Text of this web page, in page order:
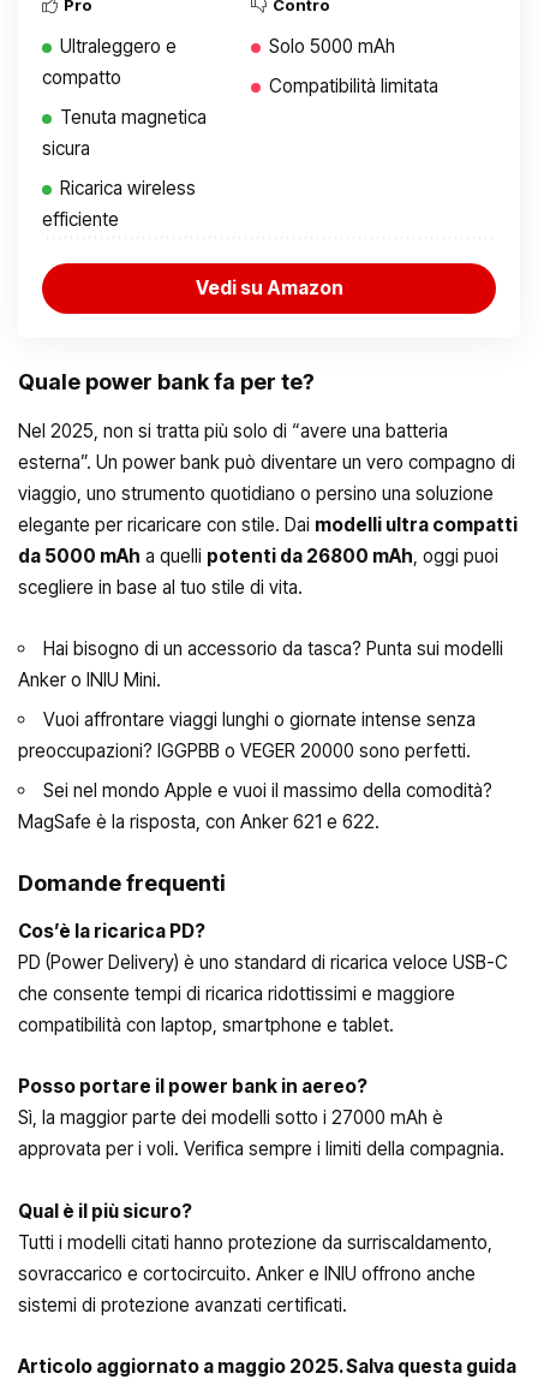
Pro
Ultraleggero e
compatto
Tenuta magnetica
sicura
Ricarica wireless
efficiente
Contro
Solo 5000 mAh
Compatibilità limitata
Vedi su Amazon
Quale power bank fa per te?
Nel 2025, non si tratta più solo di “avere una batteria
esterna”. Un power bank può diventare un vero compagno di
viaggio, uno strumento quotidiano o persino una soluzione
elegante per ricaricare con stile. Dai modelli ultra compatti
da 5000 mAh a quelli potenti da 26800 mAh , oggi puoi
scegliere in base al tuo stile di vita.
Hai bisogno di un accessorio da tasca? Punta sui modelli
Anker o INIU Mini.
Vuoi affrontare viaggi lunghi o giornate intense senza
preoccupazioni? IGGPBB o VEGER 20000 sono perfetti.
Sei nel mondo Apple e vuoi il massimo della comodità?
MagSafe è la risposta, con Anker 621 e 622.
Domande frequenti
Cos’è la ricarica PD?
PD (Power Delivery) è uno standard di ricarica veloce USB-C
che consente tempi di ricarica ridottissimi e maggiore
compatibilità con laptop, smartphone e tablet.
Posso portare il power bank in aereo?
Sì, la maggior parte dei modelli sotto i 27000 mAh è
approvata per i voli. Verifica sempre i limiti della compagnia.
Qual è il più sicuro?
Tutti i modelli citati hanno protezione da surriscaldamento,
sovraccarico e cortocircuito. Anker e INIU offrono anche
sistemi di protezione avanzati certificati.
Articolo aggiornato a maggio 2025. Salva questa guida